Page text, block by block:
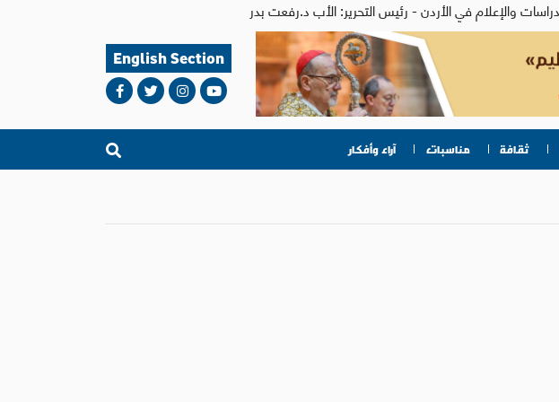
English Section
ثقافة مناسبات آراء وأفكار